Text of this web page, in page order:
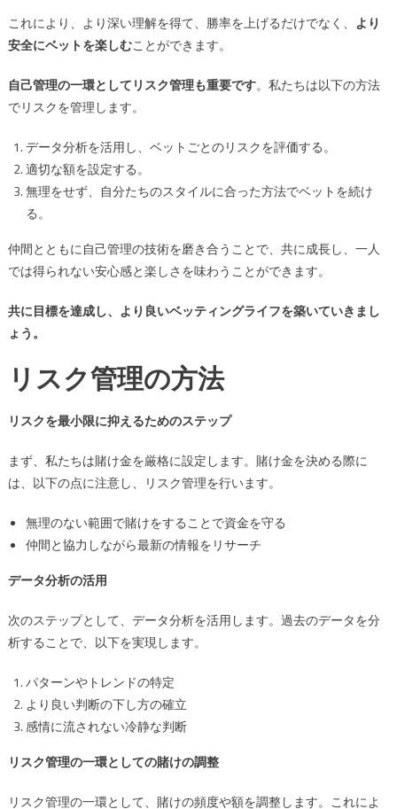
これにより、より深い理解を得て、勝率を上げるだけでなく、 より
安全にベットを楽しむことができます。
自己管理の一環としてリスク管理も重要です。私たちは以下の方法
でリスクを管理します。
データ分析を活用し、ベットごとのリスクを評価する。
適切な額を設定する。
無理をせず、自分たちのスタイルに合った方法でベットを続け
る。
仲間とともに自己管理の技術を磨き合うことで、共に成長し、一人
では得られない安心感と楽しさを味わうことができます。
共に目標を達成し、より良いベッティングライフを築いていきまし
ょう。
リスク管理の方法
リスクを最小限に抑えるためのステップ
まず、私たちは賭け金を厳格に設定します。賭け金を決める際に
は、以下の点に注意し、リスク管理を行います。
無理のない範囲で賭けをすることで資金を守る
仲間と協力しながら最新の情報をリサーチ
データ分析の活用
次のステップとして、データ分析を活用します。過去のデータを分
析することで、以下を実現します。
パターンやトレンドの特定
より良い判断の下し方の確立
感情に流されない冷静な判断
リスク管理の一環としての賭けの調整
リスク管理の一環として、賭けの頻度や額を調整します。これによ